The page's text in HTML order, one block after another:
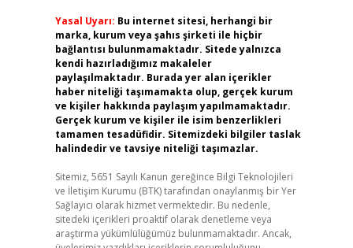
Yasal Uyarı: Bu internet sitesi, herhangi bir
marka, kurum veya şahıs şirketi ile hiçbir
bağlantısı bulunmamaktadır. Sitede yalnızca
kendi hazırladığımız makaleler
paylaşılmaktadır. Burada yer alan içerikler
haber niteliği taşımamakta olup, gerçek kurum
ve kişiler hakkında paylaşım yapılmamaktadır.
Gerçek kurum ve kişiler ile isim benzerlikleri
tamamen tesadüfidir. Sitemizdeki bilgiler taslak
halindedir ve tavsiye niteliği taşımazlar.
Sitemiz, 5651 Sayılı Kanun gereğince Bilgi Teknolojileri
ve İletişim Kurumu (BTK) tarafından onaylanmış bir Yer
Sağlayıcı olarak hizmet vermektedir. Bu nedenle,
sitedeki içerikleri proaktif olarak denetleme veya
araştırma yükümlülüğümüz bulunmamaktadır. Ancak,